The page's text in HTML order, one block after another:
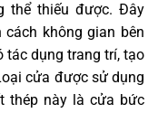
thể thiếu được. Đây
không gian bên
tác dụng trang trí, tạo
cửa được sử dụng
thép này là cửa bức